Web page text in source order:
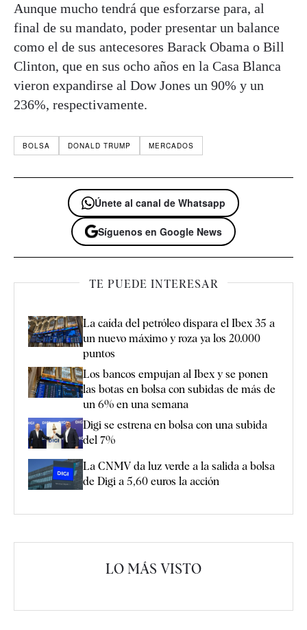
Aunque mucho tendrá que esforzarse para, al
final de su mandato, poder presentar un balance
como el de sus antecesores Barack Obama o Bill
Clinton, que en sus ocho años en la Casa Blanca
vieron expandirse al Dow Jones un 90% y un
236%, respectivamente.
BOLSA DONALD TRUMP MERCADOS
Únete al canal de Whatsapp
Síguenos en Google News
TE PUEDE INTERESAR
La caída del petróleo dispara el Ibex 35 a
un nuevo máximo y roza ya los 20.000
puntos
Los bancos empujan al Ibex y se ponen
las botas en bolsa con subidas de más de
un 6% en una semana
Digi se estrena en bolsa con una subida
del 7%
La CNMV da luz verde a la salida a bolsa
de Digi a 5,60 euros la acción
LO MÁS VISTO